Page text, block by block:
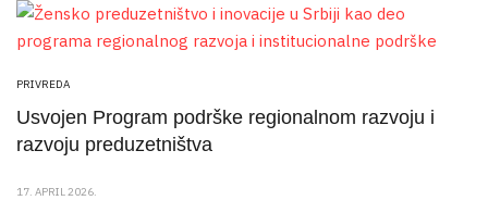
PRIVREDA
Usvojen Program podrške regionalnom razvoju i
razvoju preduzetništva
17. APRIL 2026.